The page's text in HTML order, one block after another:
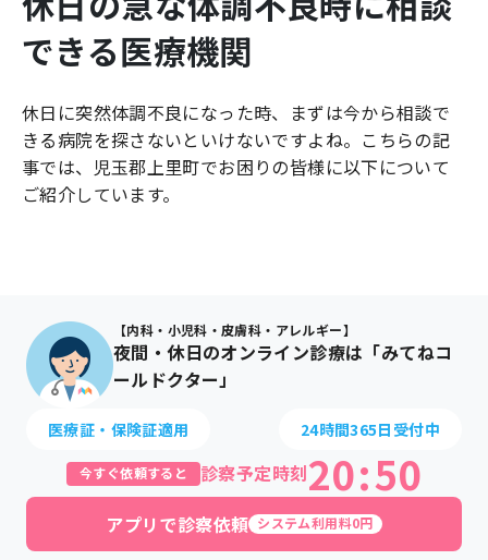
できる医療機関
休日に突然体調不良になった時、まずは今から相談で
きる病院を探さないといけないですよね。こちらの記
事では、 児玉郡上里町でお困りの皆様に以下について
ご紹介しています。
【内科・小児科・皮膚科・アレルギー】
夜間・休日のオンライン診療は「みてねコ
ールドクター」
医療証・保険証適用 24時間365日受付中
今すぐ依頼すると 診察予定時刻20:50
アプリで診察依頼 システム利用料0円